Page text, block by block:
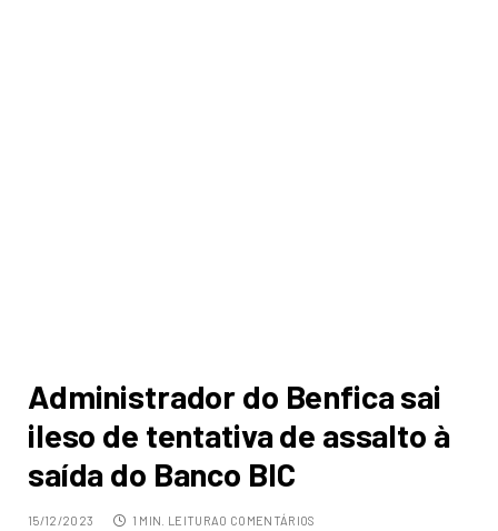
Administrador do Benfica sai
ileso de tentativa de assalto à
saída do Banco BIC
15/12/2023 1 MIN. LEITURA0 COMENTÁRIOS